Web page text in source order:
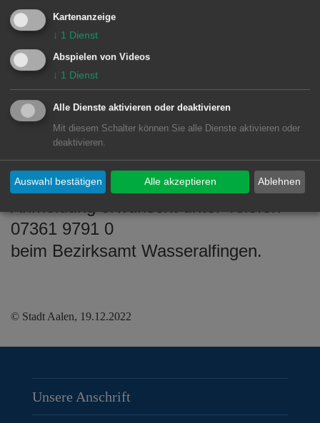
Gäste gemütlich beisammensitzen,
gemeinsam singen und eine
Weihnachtsgeschichte hören. Als
Vertreter der Kirchengemeinden wird in
diesem Jahr Pfarrer Uwe Quast die
Heiligabendfeier mitgestalten. Jede*r
Teilnehmer*in erhält ein kleines
Geschenk.
07361 9791 0
beim Bezirksamt Wasseralfingen.
© Stadt Aalen, 19.12.2022
Unsere Anschrift
Kartenanzeige
↓ 1 Dienst
Abspielen von Videos
↓ 1 Dienst
Alle Dienste aktivieren oder deaktivieren
Mit diesem Schalter können Sie alle Dienste aktivieren oder
deaktivieren.
Ablehnen
Auswahl bestätigen Alle akzeptieren